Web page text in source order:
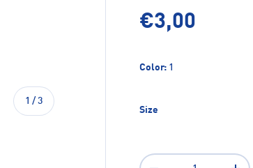
1 /di
3
€3,00
Color: 1
Size
Q.tà